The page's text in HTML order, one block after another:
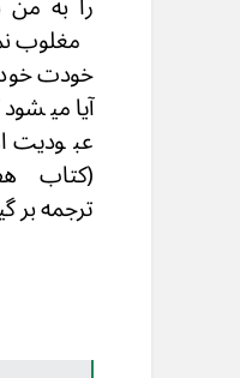
خودت
آیا
عبودیت
ترجمه بر